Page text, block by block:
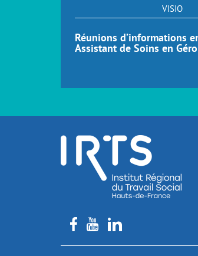
VISIO
Réunions d’informations
Assistant de Soins en